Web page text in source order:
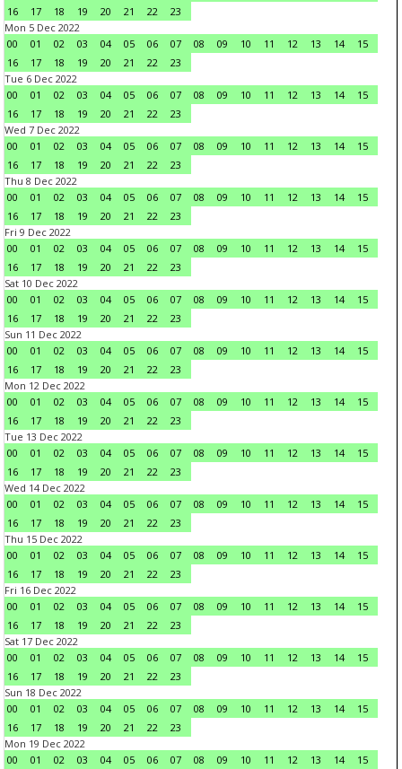
16
17 18 19 20 21 22
23
Mon 5 Dec 2022
00
01 02 03 04 05 06 07 08 09 10 11 12 13 14
15
16
17 18 19 20 21 22
23
Tue 6 Dec 2022
00
01 02 03 04 05 06 07 08 09 10 11 12 13 14
15
16
17 18 19 20 21 22
23
Wed 7 Dec 2022
00
01 02 03 04 05 06 07 08 09 10 11 12 13 14
15
16
17 18 19 20 21 22
23
Thu 8 Dec 2022
00
01 02 03 04 05 06 07 08 09 10 11 12 13 14
15
16
17 18 19 20 21 22
23
Fri 9 Dec 2022
00
01 02 03 04 05 06 07 08 09 10 11 12 13 14
15
16
17 18 19 20 21 22
23
Sat 10 Dec 2022
00
01 02 03 04 05 06 07 08 09 10 11 12 13 14
15
16
17 18 19 20 21 22
23
Sun 11 Dec 2022
00
01 02 03 04 05 06 07 08 09 10 11 12 13 14
15
16
17 18 19 20 21 22
23
Mon 12 Dec 2022
00
01 02 03 04 05 06 07 08 09 10 11 12 13 14
15
16
17 18 19 20 21 22
23
Tue 13 Dec 2022
00
01 02 03 04 05 06 07 08 09 10 11 12 13 14
15
16
17 18 19 20 21 22
23
Wed 14 Dec 2022
00
01 02 03 04 05 06 07 08 09 10 11 12 13 14
15
16
17 18 19 20 21 22
23
Thu 15 Dec 2022
00
01 02 03 04 05 06 07 08 09 10 11 12 13 14
15
16
17 18 19 20 21 22
23
Fri 16 Dec 2022
00
01 02 03 04 05 06 07 08 09 10 11 12 13 14
15
16
17 18 19 20 21 22
23
Sat 17 Dec 2022
00
01 02 03 04 05 06 07 08 09 10 11 12 13 14
15
16
17 18 19 20 21 22
23
Sun 18 Dec 2022
00
01 02 03 04 05 06 07 08 09 10 11 12 13 14
15
16
17 18 19 20 21 22
23
Mon 19 Dec 2022
00
01 02 03 04 05 06 07 08 09 10 11 12 13 14
15